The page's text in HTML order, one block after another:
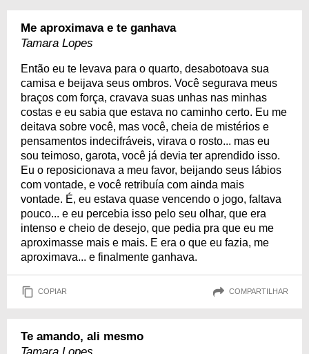
Me aproximava e te ganhava
Tamara Lopes
Então eu te levava para o quarto, desabotoava sua
camisa e beijava seus ombros. Você segurava meus
braços com força, cravava suas unhas nas minhas
costas e eu sabia que estava no caminho certo. Eu me
deitava sobre você, mas você, cheia de mistérios e
pensamentos indecifráveis, virava o rosto... mas eu
sou teimoso, garota, você já devia ter aprendido isso.
Eu o reposicionava a meu favor, beijando seus lábios
com vontade, e você retribuía com ainda mais
vontade. É, eu estava quase vencendo o jogo, faltava
pouco... e eu percebia isso pelo seu olhar, que era
intenso e cheio de desejo, que pedia pra que eu me
aproximasse mais e mais. E era o que eu fazia, me
aproximava... e finalmente ganhava.
COPIAR COMPARTILHAR
Te amando, ali mesmo